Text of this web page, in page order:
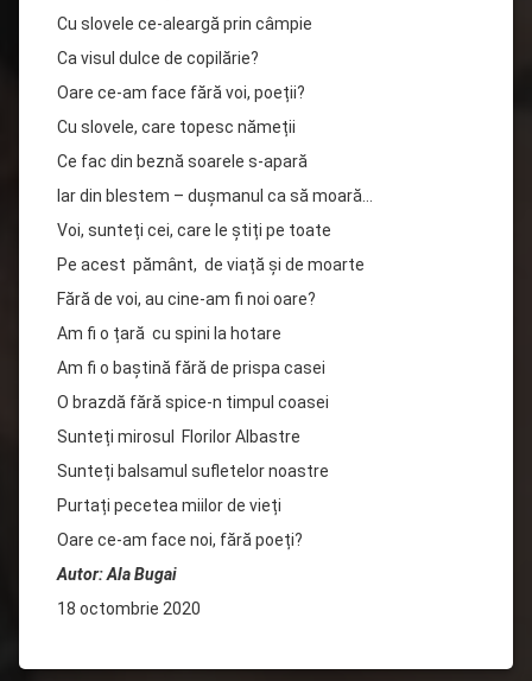
Cu slovele ce-aleargă prin câmpie
Ca visul dulce de copilărie?
Oare ce-am face fără voi, poeții?
Cu slovele, care topesc nămeții
Ce fac din beznă soarele s-apară
Iar din blestem – dușmanul ca să moară…
Voi, sunteți cei, care le știți pe toate
Pe acest pământ, de viață și de moarte
Fără de voi, au cine-am fi noi oare?
Am fi o țară cu spini la hotare
Am fi o baștină fără de prispa casei
O brazdă fără spice-n timpul coasei
Sunteți mirosul Florilor Albastre
Sunteți balsamul sufletelor noastre
Purtați pecetea miilor de vieți
Oare ce-am face noi, fără poeți?
Autor: Ala Bugai
18 octombrie 2020